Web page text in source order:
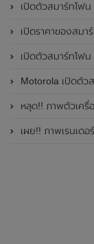
เปิดตัวสมาร์ทโฟน OPPO A3
เปิดราคาของสมาร์ทโฟน
เปิดตัวสมาร์ทโฟน Tecno Spark Go 1
Motorola เปิดตัวสม
หลุด!! ภาพตัวเครื่องจริงของส
เผย!! ภาพเรนเดอร์ของสมาร์ท